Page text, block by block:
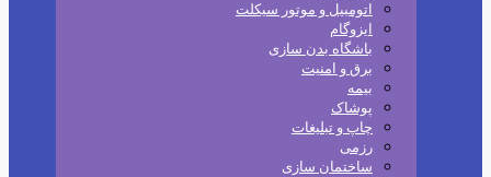
اتومبیل و موتور سیکلت
ایزوگام
باشگاه بدن سازی
برق و امنیت
بیمه
پوشاک
چاپ و تبلیغات
رزمی
ساختمان سازی